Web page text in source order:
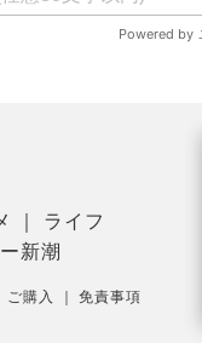
ライフ
新潮
ご購入 ｜免責事項